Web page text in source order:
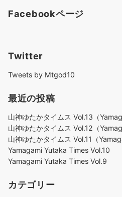
Facebookページ
Twitter
Tweets by Mtgod10
最近の投稿
山神ゆたかタイムス Vol.13（
山神ゆたかタイムス Vol.12（
山神ゆたかタイムス Vol.11（
Yamagami Yutaka Times Vol.10
Yamagami Yutaka Times Vol.9
カテゴリー